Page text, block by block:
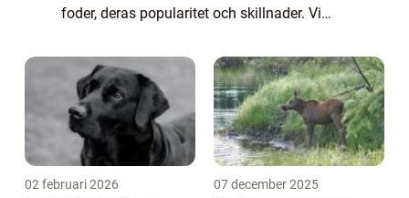
foder, deras popularitet och skillnader. Vi
mätningar om djurfoder samt en historisk ...
02 februari 2026 07 december 2025